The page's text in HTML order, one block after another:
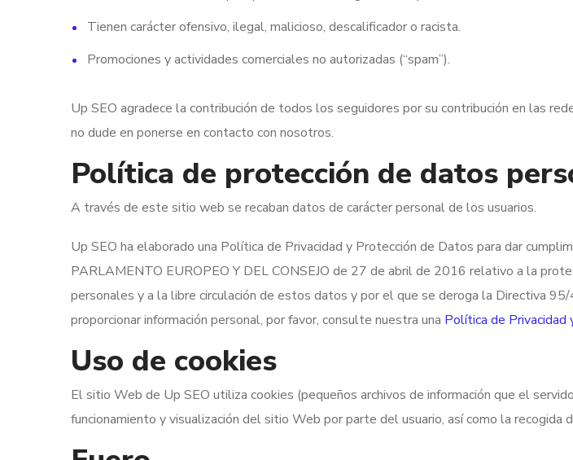
Tienen carácter ofensivo, ilegal, malicioso, descalificador o racista.
Promociones y actividades comerciales no autorizadas (“spam”).
Up SEO agradece la contribución de todos los seguidores por su contribución en las
no dude en ponerse en contacto con nosotros.
Política de protección de datos
A través de este sitio web se recaban datos de carácter personal de los usuarios.
Up SEO ha elaborado una Política de Privacidad y Protección de Datos para dar
PARLAMENTO EUROPEO Y DEL CONSEJO de 27 de abril de 2016 relativo a la
personales y a la libre circulación de estos datos y por el que se deroga la Directiva
proporcionar información personal, por favor, consulte nuestra una Política de
Uso de cookies
El sitio Web de Up SEO utiliza cookies (pequeños archivos de información que el
funcionamiento y visualización del sitio Web por parte del usuario, así como la recogida